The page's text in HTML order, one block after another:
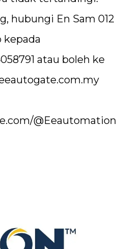
hubungi En Sam 012
kepada
atau boleh ke
@Eeautomation